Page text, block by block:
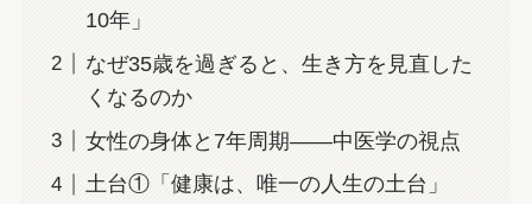
10年」
なぜ35歳を過ぎると、生き方を見直した
くなるのか
女性の身体と7年周期——中医学の視点
土台①「健康は、唯一の人生の土台」